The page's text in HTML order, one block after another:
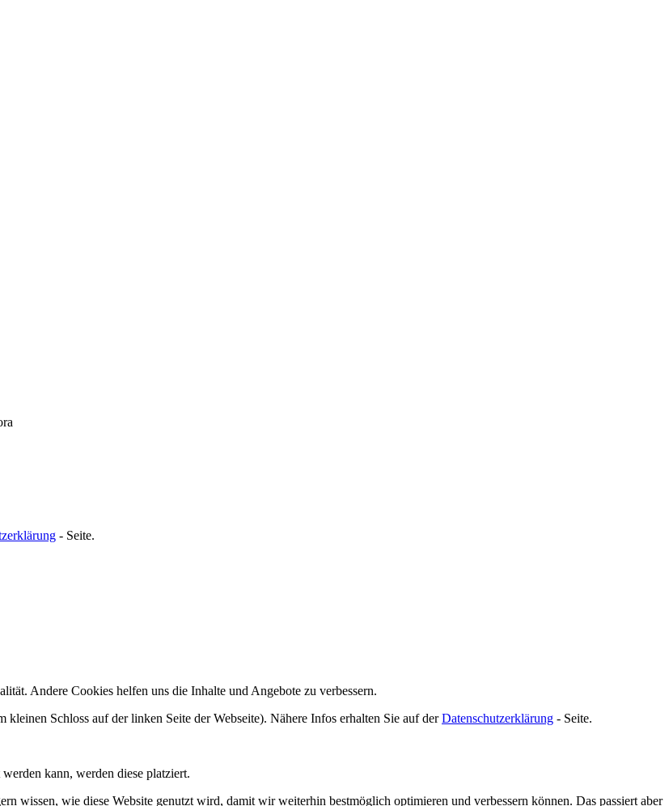
- Seite.
Andere Cookies helfen uns die Inhalte und Angebote zu verbessern.
Schloss auf der linken Seite der Webseite). Nähere Infos erhalten Sie auf derDatenschutzerklärung - Seite.
kann, werden diese platziert.
wissen, wie diese Website genutzt wird, damit wir weiterhin bestmöglich optimieren und verbessern können. Das passiert aber